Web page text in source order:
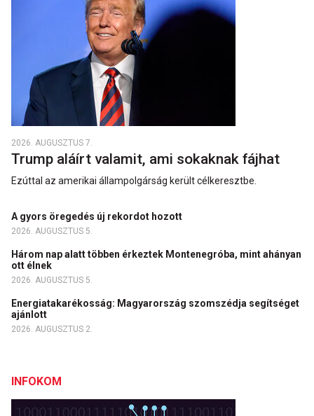
2026. AUGUSZTUS 7.
Trump aláírt valamit, ami sokaknak fájhat
Ezúttal az amerikai állampolgárság került célkeresztbe.
A gyors öregedés új rekordot hozott
2026. AUGUSZTUS 5.
Három nap alatt többen érkeztek Montenegróba, mint ahányan
ott élnek
2026. AUGUSZTUS 5.
Energiatakarékosság: Magyarország szomszédja segítséget
ajánlott
2026. AUGUSZTUS 2.
INFOKOM